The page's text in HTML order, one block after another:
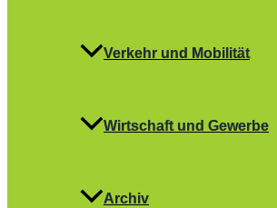
Verkehr und Mobilität
Wirtschaft und Gewerbe
Archiv